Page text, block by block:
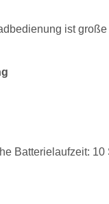
ist große
Batterielaufzeit: 10